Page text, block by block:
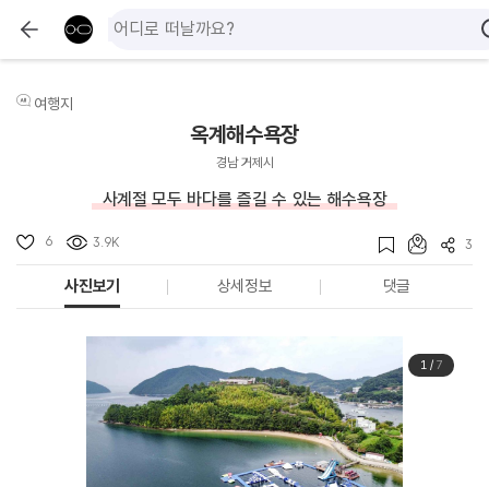
여행지
옥계해수욕장
경남 거제시
사계절 모두 바다를 즐길 수 있는 해수욕장
6 3.9K 3
사진보기 상세정보 댓글
1/ 7